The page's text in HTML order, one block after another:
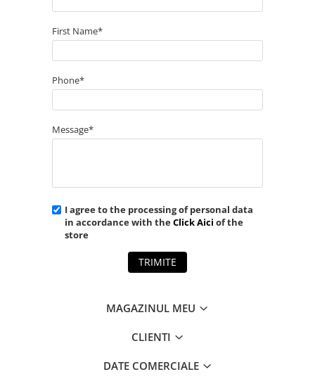
First Name*
Phone*
Message*
I agree to the processing of personal data
in accordance with theClick Aici of the
store
TRIMITE
MAGAZINUL MEU
CLIENTI
DATE COMERCIALE